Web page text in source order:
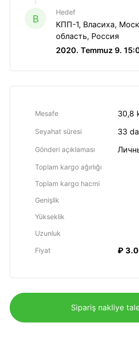
B
Hedef
КПП-1, Власиха,
область, Россия
2020. Temmuz 9.
Mesafe 30,8
Seyahat süresi 33
Gönderi açıklaması
Toplam kargo ağırlığı
Toplam kargo hacmi
Genişlik
Yükseklik
Uzunluk
Fiyat ₽
Sipariş nakliye